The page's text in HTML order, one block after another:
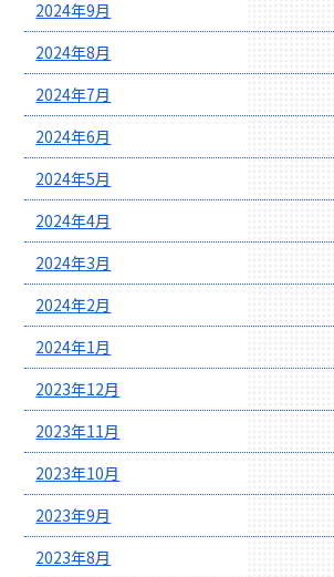
2024年9月
2024年8月
2024年7月
2024年6月
2024年5月
2024年4月
2024年3月
2024年2月
2024年1月
2023年12月
2023年11月
2023年10月
2023年9月
2023年8月